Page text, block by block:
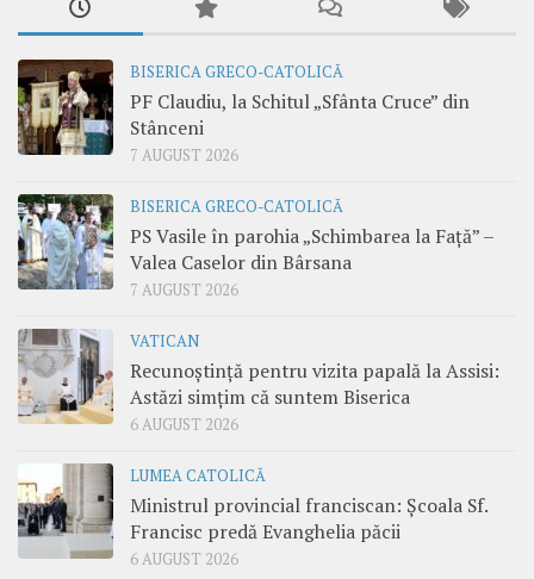
BISERICA GRECO-CATOLICĂ
PF Claudiu, la Schitul „Sfânta Cruce” din
Stânceni
7 AUGUST 2026
BISERICA GRECO-CATOLICĂ
PS Vasile în parohia „Schimbarea la Față” –
Valea Caselor din Bârsana
7 AUGUST 2026
VATICAN
Recunoștință pentru vizita papală la Assisi:
Astăzi simțim că suntem Biserica
6 AUGUST 2026
LUMEA CATOLICĂ
Ministrul provincial franciscan: Școala Sf.
Francisc predă Evanghelia păcii
6 AUGUST 2026